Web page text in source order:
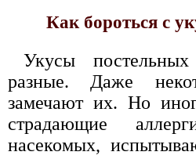
Как бороться с
Укусы
разные. Даже
замечают их. Но
страдающие
насекомых,